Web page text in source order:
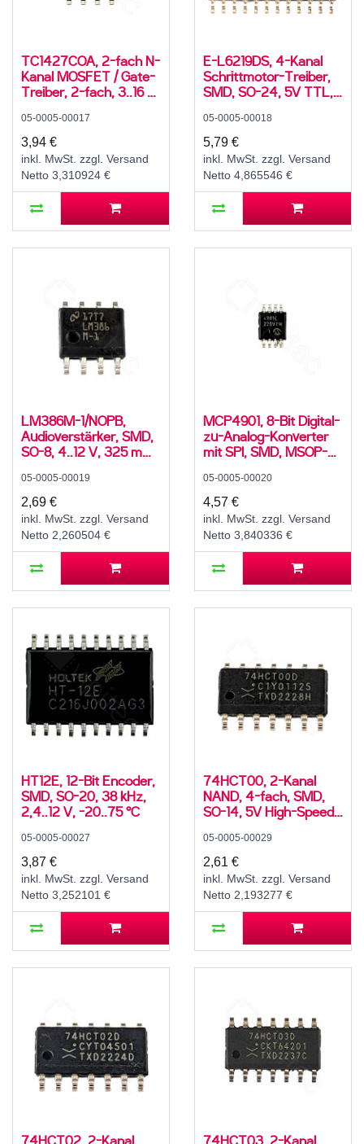
TC1427COA, 2-fach N-
Kanal MOSFET / Gate-
Treiber, 2-fach, 3..16 V,
8, TTL-/CMOS-
kompatibel, 70°C
05-0005-00017
3,94 €
inkl. MwSt. zzgl. Versand
Netto 3,310924 €
E-L6219DS, 4-Kanal
Schrittmotor-Treiber,
SMD, SO-24, 5V TTL,
05-0005-00018
5,79 €
inkl. MwSt. zzgl. Versand
Netto 4,865546 €
LM386M-1/NOPB,
Audioverstärker, SMD,
SO-8, 4..12 V, 325 mW,
05-0005-00019
2,69 €
inkl. MwSt. zzgl. Versand
Netto 2,260504 €
MCP4901, 8-Bit Digital-
zu-Analog-Konverter
mit SPI, SMD, MSOP-8,
05-0005-00020
4,57 €
inkl. MwSt. zzgl. Versand
Netto 3,840336 €
HT12E, 12-Bit Encoder,
SMD, SO-20, 38 kHz,
2,4..12 V, -20..75 °C
05-0005-00027
3,87 €
inkl. MwSt. zzgl. Versand
Netto 3,252101 €
74HCT00, 2-Kanal
NAND, 4-fach, SMD,
SO-14, 5V High-Speed
05-0005-00029
2,61 €
inkl. MwSt. zzgl. Versand
Netto 2,193277 €
74HCT02, 2-Kanal 74HCT03, 2-Kanal